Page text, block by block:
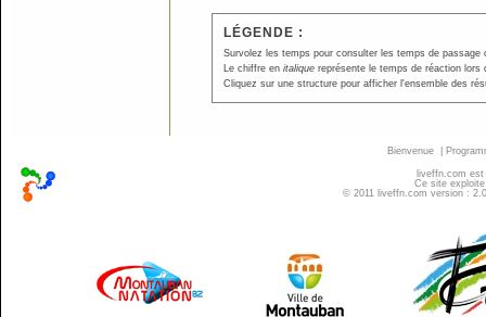
LÉGENDE :
Survolez les temps pour consulter les temps de
Le chiffre en italiquereprésente le temps de réaction lors
Cliquez sur une structure pour afficher l'ensemble des
Bienvenue
liveffn.com
Ce site
© 2011 liveffn.com version :